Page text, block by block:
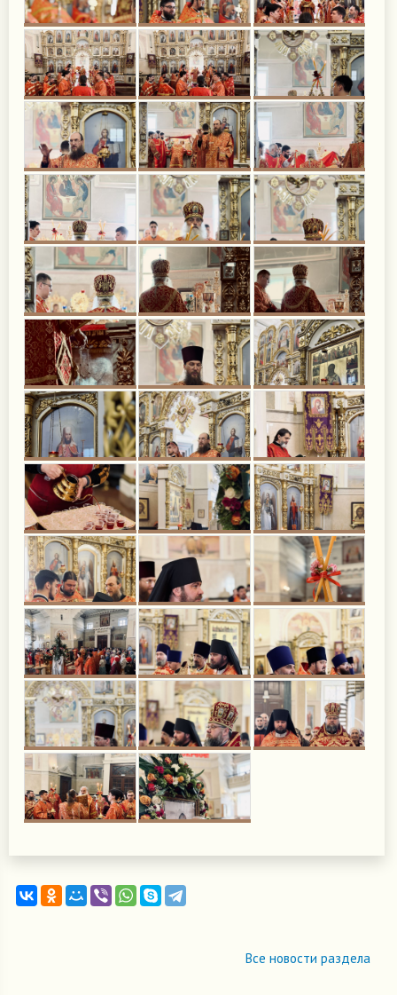
Все новости раздела